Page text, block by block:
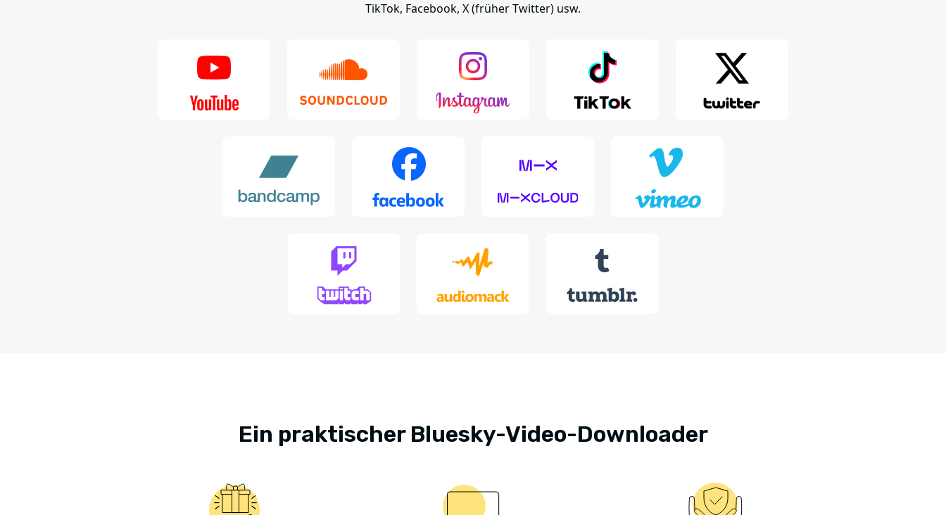
TikTok, Facebook, X (früher Twitter) usw.
Ein praktischer Bluesky-Video-Downloader